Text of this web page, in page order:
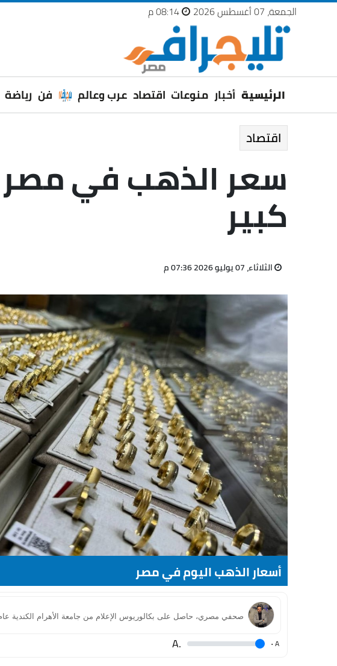
الجمعة، 07 أغسطس 2026
08:14 م
الرئيسية أخبار منوعات اقتصاد عرب وعالم فن رياضة
اقتصاد
كبير
الثلاثاء، 07 يوليو 2026 07:36 م
أسعار الذهب اليوم في مصر
A
.
.A